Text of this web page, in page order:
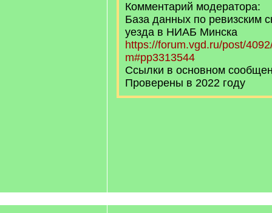
Комментарий модератора:
База данных по ревизским
уезда в НИАБ Минска
https://forum.vgd.ru/post/
m#pp3313544
Ссылки в основном
Проверены в 2022 году